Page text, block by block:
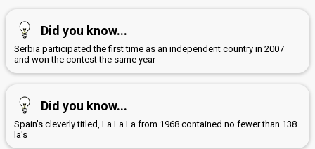
Did you know...
Serbia participated the first time as an independent country in 2007
and won the contest the same year
Did you know...
Spain's cleverly titled, La La La from 1968 contained no fewer than 138
la's